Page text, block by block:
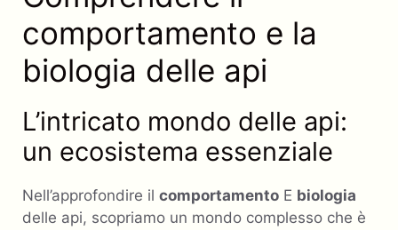
comportamento e la
biologia delle api
L’intricato mondo delle api:
un ecosistema essenziale
Nell’approfondire il comportamento E biologia
delle api, scopriamo un mondo complesso che è